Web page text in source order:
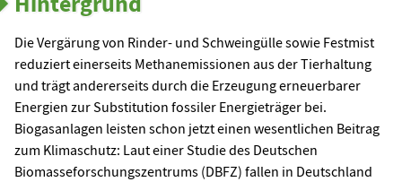
Die Vergärung von Rinder- und Schweingülle sowie Festmist
reduziert einerseits Methanemissionen aus der Tierhaltung
und trägt andererseits durch die Erzeugung erneuerbarer
Energien zur Substitution fossiler Energieträger bei.
Biogasanlagen leisten schon jetzt einen wesentlichen Beitrag
zum Klimaschutz: Laut einer Studie des Deutschen
Biomasseforschungszentrums (DBFZ) fallen in Deutschland